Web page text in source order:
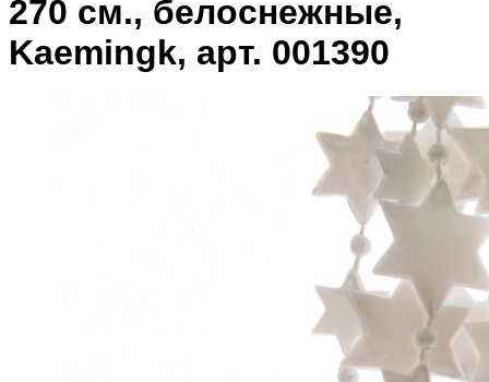
270 см., белоснежные,
Kaemingk, арт. 001390